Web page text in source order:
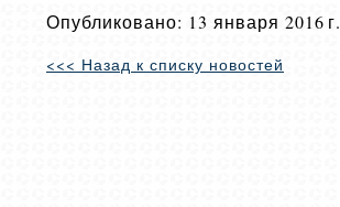
Опубликовано: 13 января 2016 г.
<<< Назад к списку новостей